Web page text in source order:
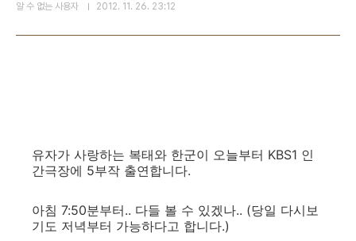
알 수 없는 사용자 2012. 11. 26. 23:12
유자가 사랑하는 복태와 한군이 오늘부터 KBS1 인
간극장에 5부작 출연합니다.
아침 7:50분부터.. 다들 볼 수 있겠나.. (당일 다시보
기도 저녁부터 가능하다고 합니다.)